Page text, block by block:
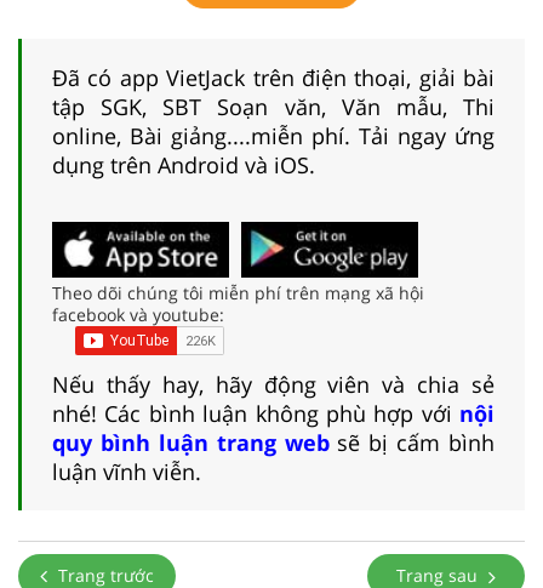
Đã có app VietJack trên điện thoại, giải bài
tập SGK, SBT Soạn văn, Văn mẫu, Thi
online, Bài giảng....miễn phí. Tải ngay ứng
dụng trên Android và iOS.
Theo dõi chúng tôi miễn phí trên mạng xã hội
facebook và youtube:
Nếu thấy hay, hãy động viên và chia sẻ
nhé! Các bình luận không phù hợp với nội
quy bình luận trang websẽ bị cấm bình
luận vĩnh viễn.
Trang trước Trang sau